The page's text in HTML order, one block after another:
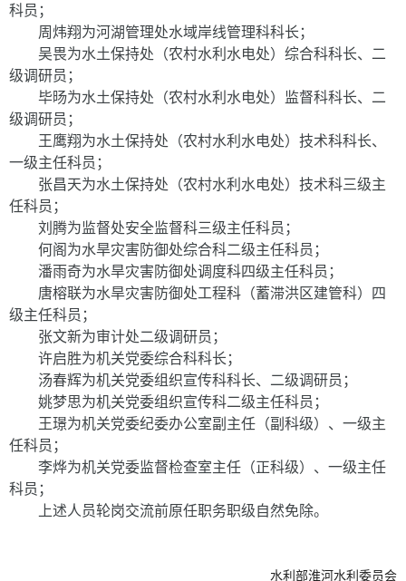
科员；
周炜翔为河湖管理处水域岸线管理科科长；
吴畏为水土保持处（农村水利水电处）综合科科长、二
级调研员；
毕旸为水土保持处（农村水利水电处）监督科科长、二
级调研员；
王鹰翔为水土保持处（农村水利水电处）技术科科长、
一级主任科员；
张昌天为水土保持处（农村水利水电处）技术科三级主
任科员；
刘腾为监督处安全监督科三级主任科员；
何阁为水旱灾害防御处综合科二级主任科员；
潘雨奇为水旱灾害防御处调度科四级主任科员；
唐榕联为水旱灾害防御处工程科（蓄滞洪区建管科）四
级主任科员；
张文新为审计处二级调研员；
许启胜为机关党委综合科科长；
汤春辉为机关党委组织宣传科科长、二级调研员；
姚梦思为机关党委组织宣传科二级主任科员；
王璟为机关党委纪委办公室副主任（副科级）、一级主
任科员；
李烨为机关党委监督检查室主任（正科级）、一级主任
科员；
上述人员轮岗交流前原任职务职级自然免除。
水利部淮河水利委员会